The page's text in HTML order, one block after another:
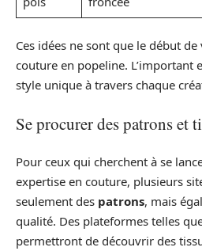
Ces idées ne sont que le début
couture en popeline. L’important
style unique à travers chaque
Se procurer des patrons et
Pour ceux qui cherchent à se
expertise en couture, plusieurs
seulement des patrons, mais
qualité. Des plateformes telles
permettront de découvrir des